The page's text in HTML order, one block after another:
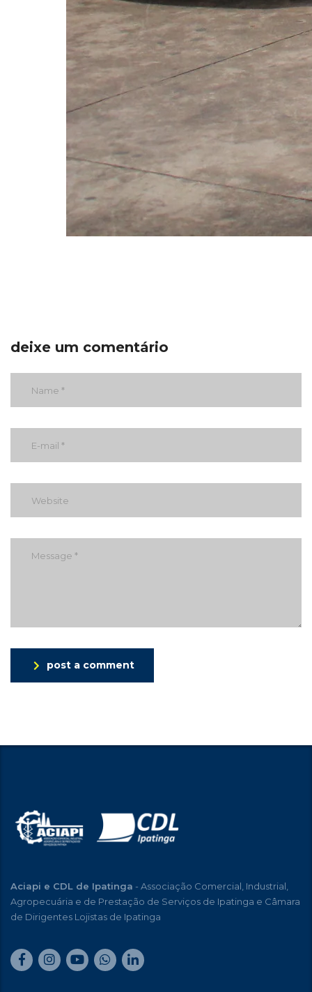
deixe um comentário
post a comment
Aciapi e CDL de Ipatinga - Associação Comercial, Industrial,
Agropecuária e de Prestação de Serviços de Ipatinga e Câmara
de Dirigentes Lojistas de Ipatinga